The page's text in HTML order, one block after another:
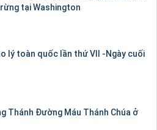
tại Washington
lý toàn quốc lần thứ VII -Ngày cuối
Thánh Ðường Máu Thánh Chúa ở